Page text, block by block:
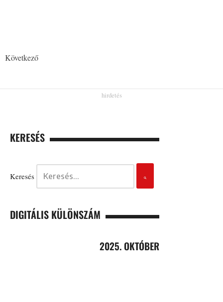
Következő
KERESÉS
Keresés
DIGITÁLIS KÜLÖNSZÁM
2025. OKTÓBER